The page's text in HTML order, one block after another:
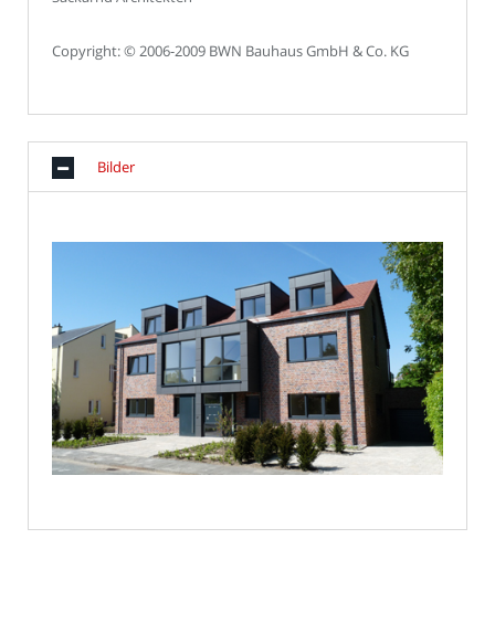
Copyright: © 2006-2009 BWN Bauhaus GmbH & Co. KG
Bilder